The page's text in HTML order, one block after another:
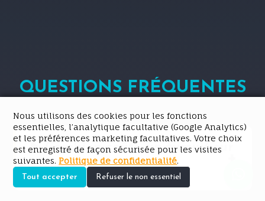
QUESTIONS FRÉQUENTES
Combien coûte un fursuit sur
mesure ?
Nous utilisons des cookies pour les fonctions
essentielles, l’analytique facultative (Google Analytics)
et les préférences marketing facultatives. Votre choix
est enregistré de façon sécurisée pour les visites
suivantes. Politique de confidentialité.
Tout accepter Refuser le non essentiel